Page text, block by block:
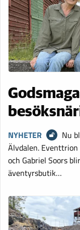
NYHETER
Nu
Älvdalen. Eventtrion
och Gabriel Soors
äventyrsbutik…